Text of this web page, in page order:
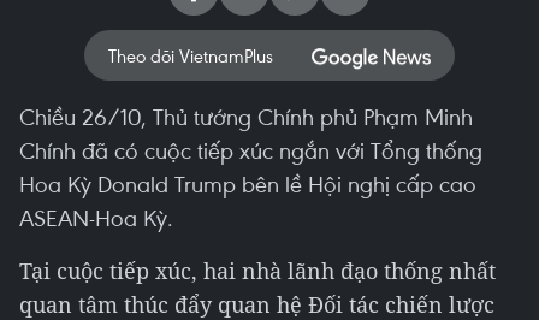
Theo dõi VietnamPlus
Chiều 26/10, Thủ tướng Chính phủ Phạm Minh
Chính đã có cuộc tiếp xúc ngắn với Tổng thống
Hoa Kỳ Donald Trump bên lề Hội nghị cấp cao
ASEAN-Hoa Kỳ.
Tại cuộc tiếp xúc, hai nhà lãnh đạo thống nhất
quan tâm thúc đẩy quan hệ Đối tác chiến lược